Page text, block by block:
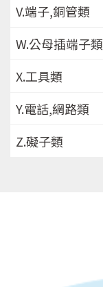
V.端子,銅管類
W.公母插端子類
X.工具類
Y.電話,網路類
Z.礙子類